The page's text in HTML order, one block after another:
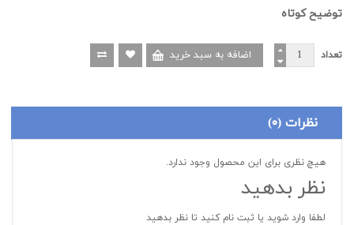
توضیح کوتاه
تعداد
نظرات (۰)
هیچ نظری برای این محصول وجود ندارد.
نظر بدهید
لطفا وارد شوید یا ثبت نام کنید تا نظر بدهید